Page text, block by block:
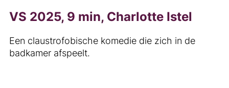
VS 2025, 9 min, Charlotte Istel
Een claustrofobische komedie die zich in de
badkamer afspeelt.